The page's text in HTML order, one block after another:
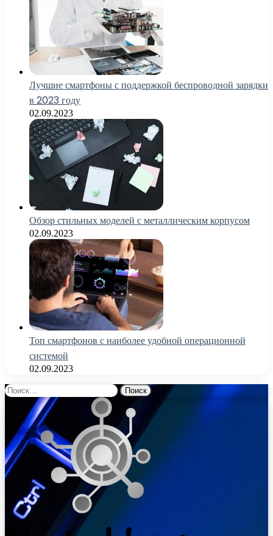
Лучшие смартфоны с поддержкой беспроводной зарядки
в 2023 году
02.09.2023
Обзор стильных моделей с металлическим корпусом
02.09.2023
Топ смартфонов с наиболее удобной операционной
системой
02.09.2023
Найти: